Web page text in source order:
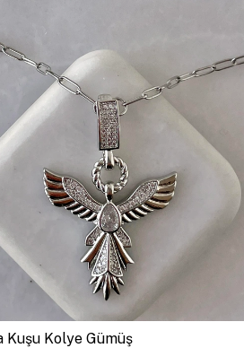
Kuşu Kolye Gümüş